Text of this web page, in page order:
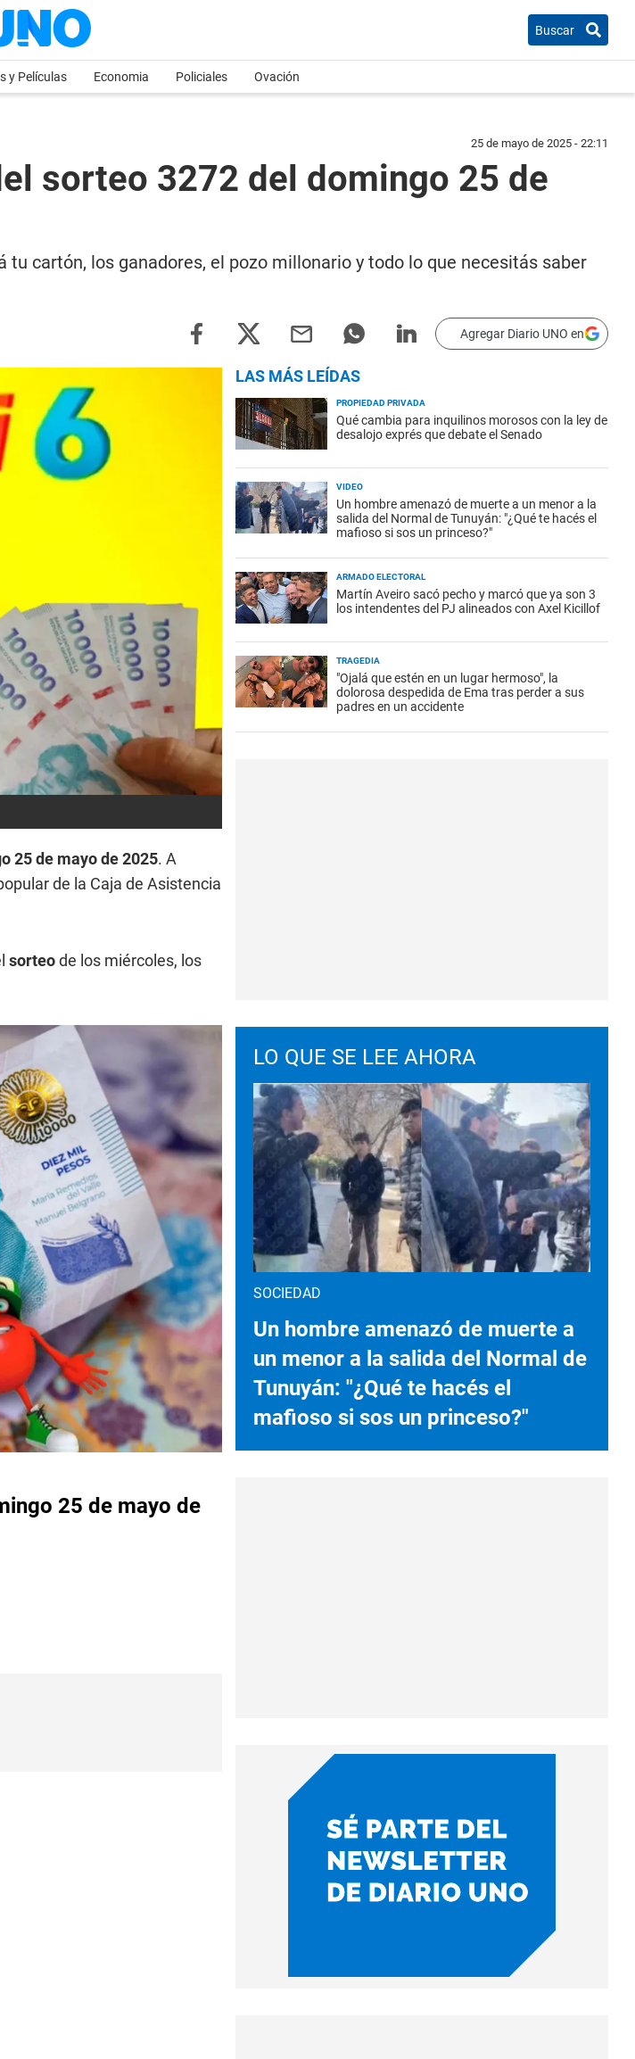
Buscar
y Películas Economia Policiales Ovación
25 de mayo de 2025 - 22:11
sorteo 3272 del domingo 25 de
cartón, los ganadores, el pozo millonario y todo lo que necesitás saber
Agregar Diario UNO en
25 de mayo de 2025. A
de la Caja de Asistencia
sorteode los miércoles, los
25 de mayo de
LAS MÁS LEÍDAS
PROPIEDAD PRIVADA
Qué cambia para inquilinos morosos con la ley de
desalojo exprés que debate el Senado
VIDEO
Un hombre amenazó de muerte a un menor a la
salida del Normal de Tunuyán: "¿Qué te hacés el
mafioso si sos un princeso?"
ARMADO ELECTORAL
Martín Aveiro sacó pecho y marcó que ya son 3
los intendentes del PJ alineados con Axel Kicillof
TRAGEDIA
"Ojalá que estén en un lugar hermoso", la
dolorosa despedida de Ema tras perder a sus
padres en un accidente
LO QUE SE LEE AHORA
SOCIEDAD
Un hombre amenazó de muerte a
un menor a la salida del Normal de
Tunuyán: "¿Qué te hacés el
mafioso si sos un princeso?"